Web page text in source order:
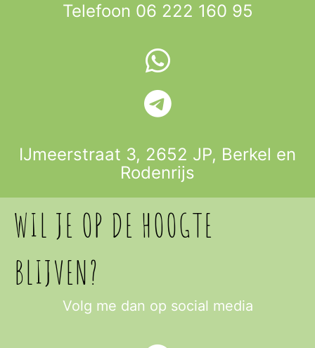
Telefoon 06 222 160 95
IJmeerstraat 3, 2652 JP, Berkel en
Rodenrijs
WIL JE OP DE HOOGTE
BLIJVEN?
Volg me dan op social media